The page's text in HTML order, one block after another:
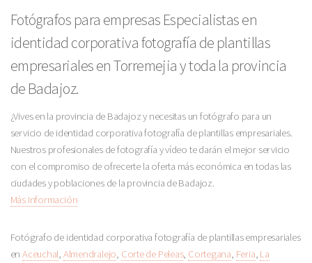
Fotógrafos para empresas Especialistas en
identidad corporativa fotografía de plantillas
empresariales en Torremejia y toda la provincia
de Badajoz.
¿Vives en la provincia de Badajoz y necesitas un fotógrafo para un
servicio de identidad corporativa fotografía de plantillas empresariales.
Nuestros profesionales de fotografía y vídeo te darán el mejor servicio
con el compromiso de ofrecerte la oferta más económica en todas las
ciudades y poblaciones de la provincia de Badajoz.
Más Información
Fotógrafo de identidad corporativa fotografía de plantillas empresariales
en Aceuchal, Almendralejo, Corte de Peleas, Cortegana, Feria, La